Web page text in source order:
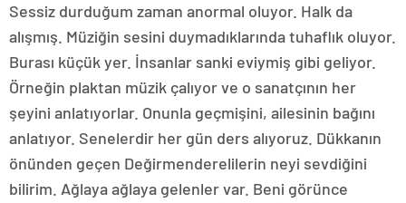
Sessiz durduğum zaman anormal oluyor. Halk da
alışmış. Müziğin sesini duymadıklarında tuhaflık oluyor.
Burası küçük yer. İnsanlar sanki eviymiş gibi geliyor.
Örneğin plaktan müzik çalıyor ve o sanatçının her
şeyini anlatıyorlar. Onunla geçmişini, ailesinin bağını
anlatıyor. Senelerdir her gün ders alıyoruz. Dükkanın
önünden geçen Değirmenderelilerin neyi sevdiğini
bilirim. Ağlaya ağlaya gelenler var. Beni görünce